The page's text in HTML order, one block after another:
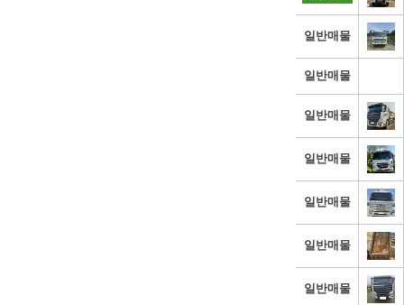
일반매물
일반매물
일반매물
일반매물
일반매물
일반매물
일반매물